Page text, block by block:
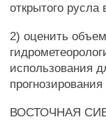
открытого
2) оценить
использования
ВОСТОЧНАЯ